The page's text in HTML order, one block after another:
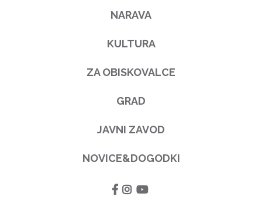
NARAVA
KULTURA
ZA OBISKOVALCE
GRAD
JAVNI ZAVOD
NOVICE&DOGODKI